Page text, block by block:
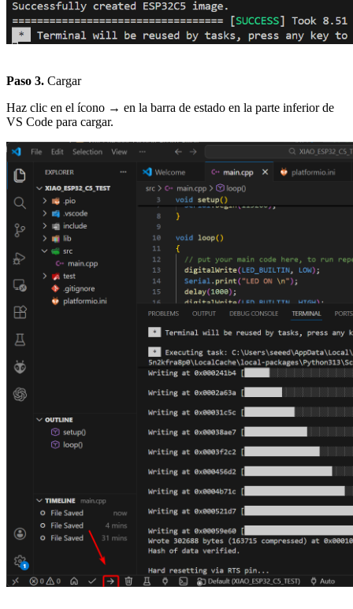
Paso 3. Cargar
Haz clic en el ícono → en la barra de estado en la parte inferior de
VS Code para cargar.